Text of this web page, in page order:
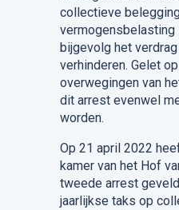
collectieve
vermogensbelasting
bijgevolg het
verhinderen. Gelet
overwegingen van
dit arrest evenwel
worden.
Op 21 april 2022
kamer van het Hof
tweede arrest
jaarlijkse taks op